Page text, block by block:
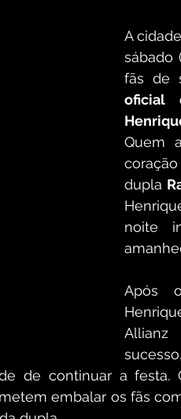
A
sábado
fãs de
oficial
Quem
dupla
noite
Após
Allianz
de continuar a
embalar os fãs